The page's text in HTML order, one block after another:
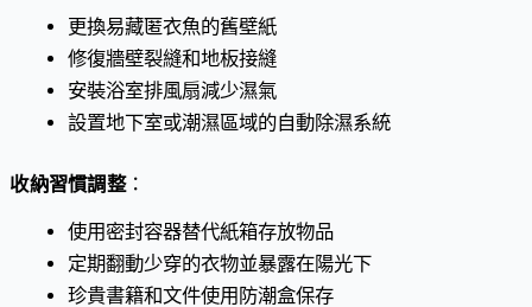
更換易藏匿衣魚的舊壁紙
修復牆壁裂縫和地板接縫
安裝浴室排風扇減少濕氣
設置地下室或潮濕區域的自動除濕系統
收納習慣調整：
使用密封容器替代紙箱存放物品
定期翻動少穿的衣物並暴露在陽光下
珍貴書籍和文件使用防潮盒保存